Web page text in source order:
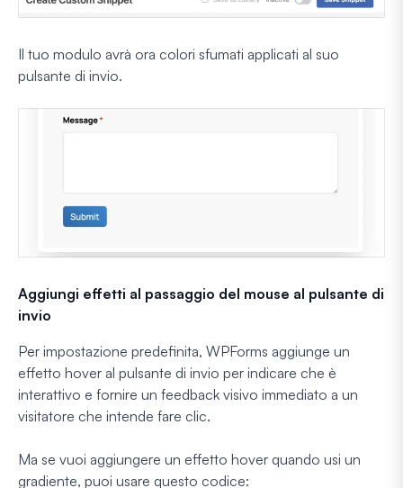
Il tuo modulo avrà ora colori sfumati applicati al suo
pulsante di invio.
Aggiungi effetti al passaggio del mouse al pulsante di
invio
Per impostazione predefinita, WPForms aggiunge un
effetto hover al pulsante di invio per indicare che è
interattivo e fornire un feedback visivo immediato a un
visitatore che intende fare clic.
Ma se vuoi aggiungere un effetto hover quando usi un
gradiente, puoi usare questo codice: